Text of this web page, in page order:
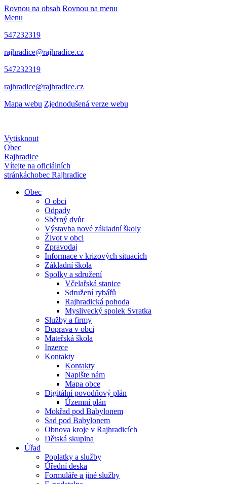
Rovnou na obsah Rovnou na menu
Menu
547232319
rajhradice@rajhradice.cz
547232319
rajhradice@rajhradice.cz
Mapa webu Zjednodušená verze webu
Vytisknout
Obec
Rajhradice
Vítejte na oficiálních
stránkáchobec Rajhradice
Obec
O obci
Odpady
Sběrný dvůr
Výstavba nové základní školy
Život v obci
Zpravodaj
Informace v krizových situacích
Základní škola
Spolky a sdružení
Včelařská stanice
Sdružení rybářů
Rajhradická pohoda
Myslivecký spolek Svratka
Služby a firmy
Doprava v obci
Mateřská škola
Inzerce
Kontakty
Kontakty
Napište nám
Mapa obce
Digitální povodňový plán
Územní plán
Mokřad pod Babylonem
Sad pod Babylonem
Obnova kroje v Rajhradicích
Dětská skupina
Úřad
Poplatky a služby
Úřední deska
Formuláře a jiné služby